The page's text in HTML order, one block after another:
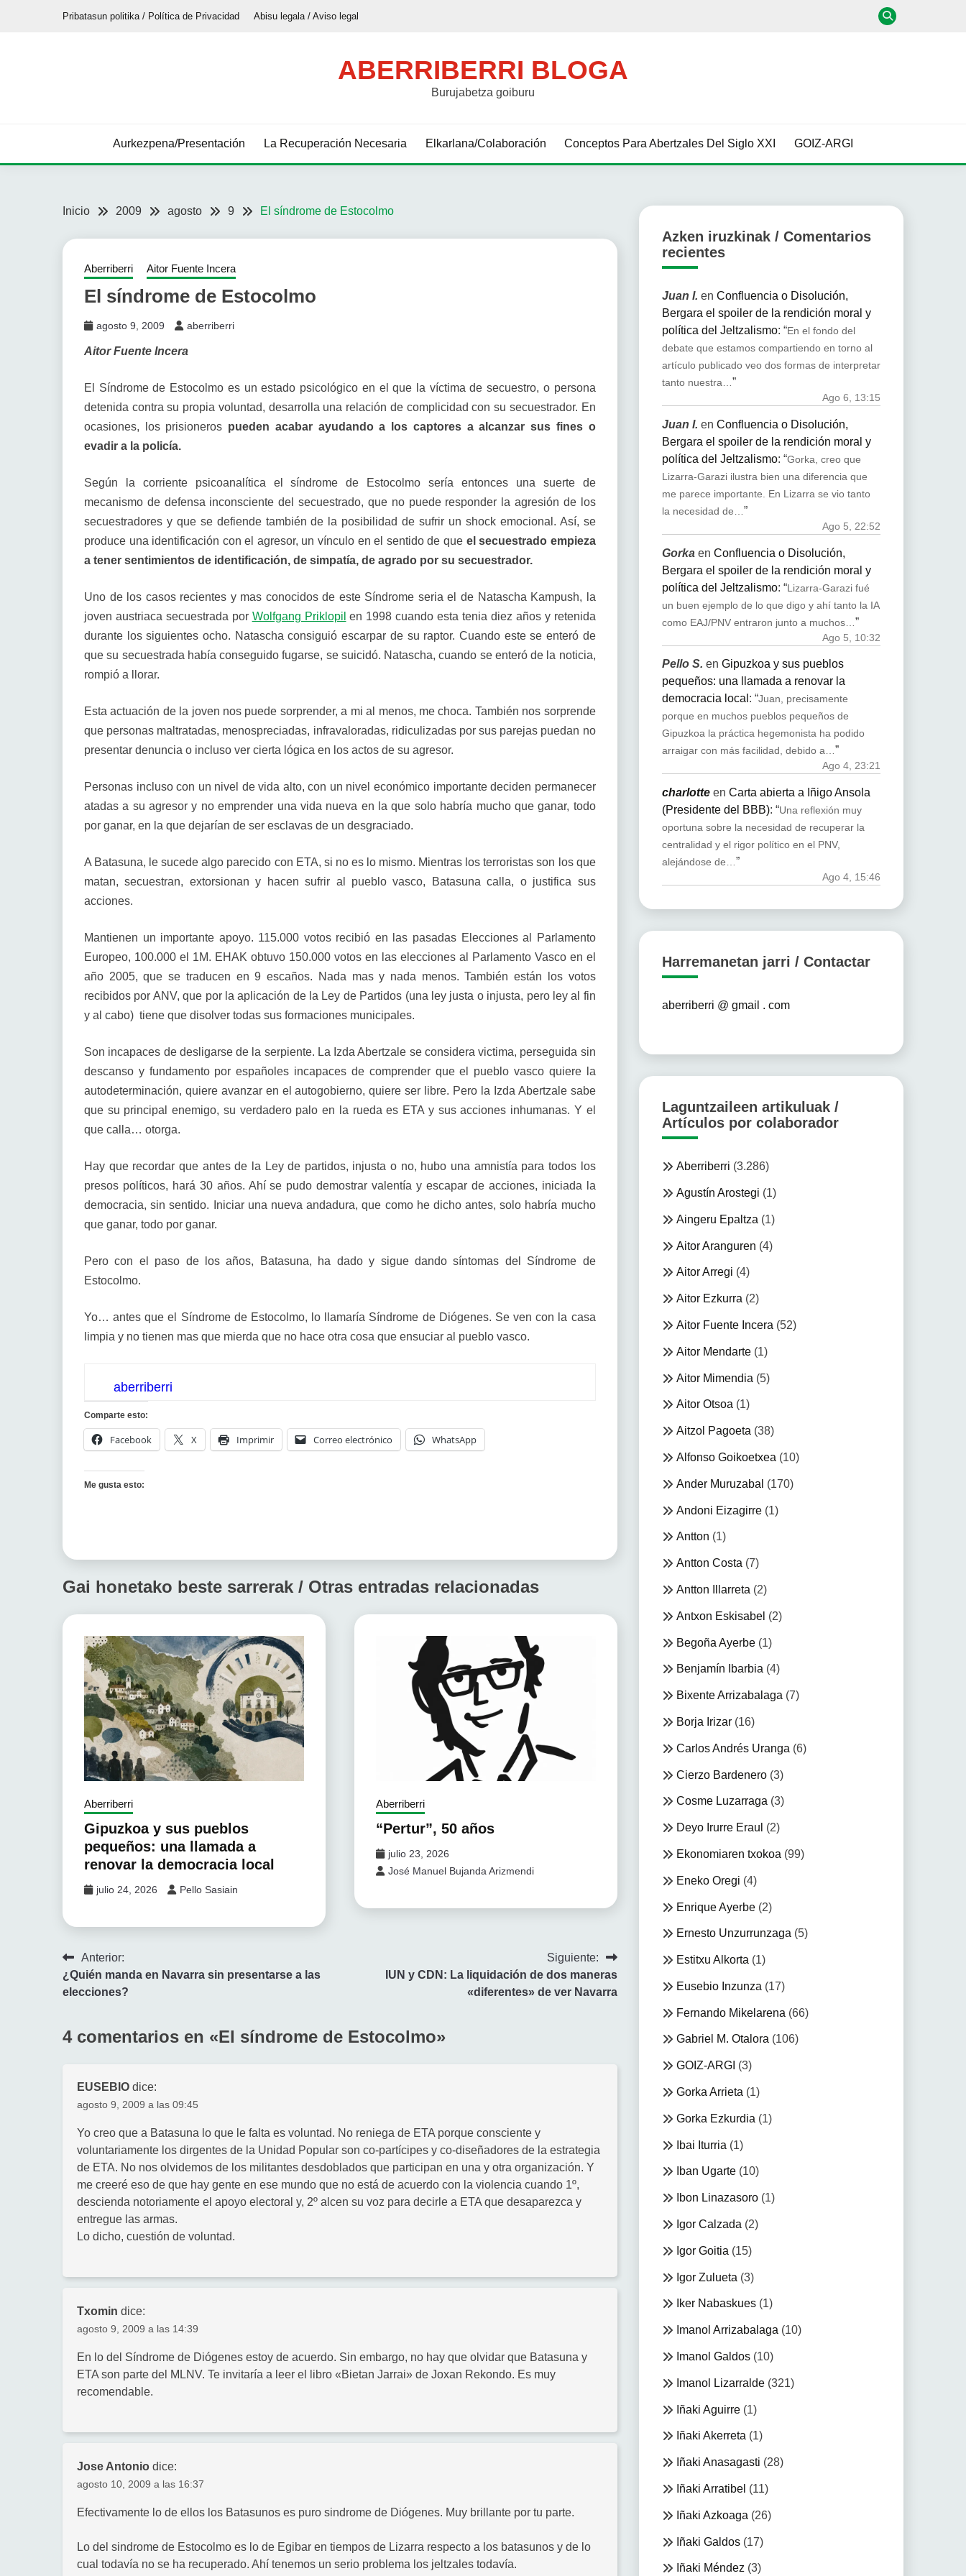
Pribatasun politika / Política de Privacidad Abisu legala / Aviso legal
ABERRIBERRI BLOGA
Burujabetza goiburu
Aurkezpena/Presentación La Recuperación Necesaria Elkarlana/Colaboración Conceptos Para Abertzales Del Siglo XXI GOIZ-ARGI
Inicio 2009 agosto 9 El síndrome de Estocolmo
Aberriberri Aitor Fuente Incera
El síndrome de Estocolmo
agosto 9, 2009 aberriberri
Aitor Fuente Incera
El Síndrome de Estocolmo es un estado psicológico en el que la víctima de secuestro, o persona
detenida contra su propia voluntad, desarrolla una relación de complicidad con su secuestrador. En
ocasiones, los prisioneros pueden acabar ayudando a los captores a alcanzar sus fines o
evadir a la policía.
Según la corriente psicoanalítica el síndrome de Estocolmo sería entonces una suerte de
mecanismo de defensa inconsciente del secuestrado, que no puede responder la agresión de los
secuestradores y que se defiende también de la posibilidad de sufrir un shock emocional. Así, se
produce una identificación con el agresor, un vínculo en el sentido de que el secuestrado empieza
a tener sentimientos de identificación, de simpatía, de agrado por su secuestrador.
Uno de los casos recientes y mas conocidos de este Síndrome seria el de Natascha Kampush, la
joven austriaca secuestrada por Wolfgang Priklopil en 1998 cuando esta tenia diez años y retenida
durante los siguientes ocho. Natascha consiguió escarpar de su raptor. Cuando este se enteró de
que su secuestrada había conseguido fugarse, se suicidó. Natascha, cuando se enteró de la noticia,
rompió a llorar.
Esta actuación de la joven nos puede sorprender, a mi al menos, me choca. También nos sorprende
que personas maltratadas, menospreciadas, infravaloradas, ridiculizadas por sus parejas puedan no
presentar denuncia o incluso ver cierta lógica en los actos de su agresor.
Personas incluso con un nivel de vida alto, con un nivel económico importante deciden permanecer
atadas a su agresor y no emprender una vida nueva en la que solo habría mucho que ganar, todo
por ganar, en la que dejarían de ser esclavas de un desgraciado.
A Batasuna, le sucede algo parecido con ETA, si no es lo mismo. Mientras los terroristas son los que
matan, secuestran, extorsionan y hacen sufrir al pueblo vasco, Batasuna calla, o justifica sus
acciones.
Mantienen un importante apoyo. 115.000 votos recibió en las pasadas Elecciones al Parlamento
Europeo, 100.000 el 1M. EHAK obtuvo 150.000 votos en las elecciones al Parlamento Vasco en el
año 2005, que se traducen en 9 escaños. Nada mas y nada menos. También están los votos
recibidos por ANV, que por la aplicación de la Ley de Partidos (una ley justa o injusta, pero ley al fin
y al cabo) tiene que disolver todas sus formaciones municipales.
Son incapaces de desligarse de la serpiente. La Izda Abertzale se considera victima, perseguida sin
descanso y fundamento por españoles incapaces de comprender que el pueblo vasco quiere la
autodeterminación, quiere avanzar en el autogobierno, quiere ser libre. Pero la Izda Abertzale sabe
que su principal enemigo, su verdadero palo en la rueda es ETA y sus acciones inhumanas. Y el
que calla… otorga.
Hay que recordar que antes de la Ley de partidos, injusta o no, hubo una amnistía para todos los
presos políticos, hará 30 años. Ahí se pudo demostrar valentía y escapar de acciones, iniciada la
democracia, sin sentido. Iniciar una nueva andadura, que como he dicho antes, solo habría mucho
que ganar, todo por ganar.
Pero con el paso de los años, Batasuna, ha dado y sigue dando síntomas del Síndrome de
Estocolmo.
Yo… antes que el Síndrome de Estocolmo, lo llamaría Síndrome de Diógenes. Se ven con la casa
limpia y no tienen mas que mierda que no hace otra cosa que ensuciar al pueblo vasco.
aberriberri
Comparte esto:
Facebook X Imprimir Correo electrónico WhatsApp
Me gusta esto:
Gai honetako beste sarrerak / Otras entradas relacionadas
Aberriberri
Gipuzkoa y sus pueblos
pequeños: una llamada a
renovar la democracia local
julio 24, 2026 Pello Sasiain
Aberriberri
“Pertur”, 50 años
julio 23, 2026
José Manuel Bujanda Arizmendi
Navegación
de
Anterior:
¿Quién manda en Navarra sin presentarse a las
elecciones?
Siguiente:
IUN y CDN: La liquidación de dos maneras
«diferentes» de ver Navarra
4 comentarios en «El síndrome de Estocolmo»
EUSEBIO dice:
agosto 9, 2009 a las 09:45
Yo creo que a Batasuna lo que le falta es voluntad. No reniega de ETA porque consciente y
voluntariamente los dirgentes de la Unidad Popular son co-partícipes y co-diseñadores de la estrategia
de ETA. No nos olvidemos de los militantes desdoblados que participan en una y otra organización. Y
me creeré eso de que hay gente en ese mundo que no está de acuerdo con la violencia cuando 1º,
descienda notoriamente el apoyo electoral y, 2º alcen su voz para decirle a ETA que desaparezca y
entregue las armas.
Lo dicho, cuestión de voluntad.
Txomin dice:
agosto 9, 2009 a las 14:39
En lo del Síndrome de Diógenes estoy de acuerdo. Sin embargo, no hay que olvidar que Batasuna y
ETA son parte del MLNV. Te invitaría a leer el libro «Bietan Jarrai» de Joxan Rekondo. Es muy
recomendable.
Jose Antonio dice:
agosto 10, 2009 a las 16:37
Efectivamente lo de ellos los Batasunos es puro sindrome de Diógenes. Muy brillante por tu parte.
Lo del sindrome de Estocolmo es lo de Egibar en tiempos de Lizarra respecto a los batasunos y de lo
cual todavía no se ha recuperado. Ahí tenemos un serio problema los jeltzales todavía.
Azken iruzkinak / Comentarios
recientes
Juan I. en Confluencia o Disolución,
Bergara el spoiler de la rendición moral y
política del Jeltzalismo: “En el fondo del
debate que estamos compartiendo en torno al
artículo publicado veo dos formas de interpretar
tanto nuestra…”
Ago 6, 13:15
Juan I. en Confluencia o Disolución,
Bergara el spoiler de la rendición moral y
política del Jeltzalismo: “Gorka, creo que
Lizarra-Garazi ilustra bien una diferencia que
me parece importante. En Lizarra se vio tanto
la necesidad de… ”
Ago 5, 22:52
Gorkaen Confluencia o Disolución,
Bergara el spoiler de la rendición moral y
política del Jeltzalismo: “Lizarra-Garazi fué
un buen ejemplo de lo que digo y ahí tanto la IA
como EAJ/PNV entraron junto a muchos… ”
Ago 5, 10:32
Pello S. en Gipuzkoa y sus pueblos
pequeños: una llamada a renovar la
democracia local : “Juan, precisamente
porque en muchos pueblos pequeños de
Gipuzkoa la práctica hegemonista ha podido
arraigar con más facilidad, debido a…”
Ago 4, 23:21
charlotteen Carta abierta a Iñigo Ansola
(Presidente del BBB): “Una reflexión muy
oportuna sobre la necesidad de recuperar la
centralidad y el rigor político en el PNV,
alejándose de…”
Ago 4, 15:46
Harremanetan jarri / Contactar
aberriberri @ gmail . com
Laguntzaileen artikuluak /
Artículos por colaborador
Aberriberri (3.286)
Agustín Arostegi (1)
Aingeru Epaltza (1)
Aitor Aranguren (4)
Aitor Arregi (4)
Aitor Ezkurra (2)
Aitor Fuente Incera (52)
Aitor Mendarte(1)
Aitor Mimendia (5)
Aitor Otsoa (1)
Aitzol Pagoeta (38)
Alfonso Goikoetxea (10)
Ander Muruzabal (170)
Andoni Eizagirre(1)
Antton (1)
Antton Costa (7)
Antton Illarreta (2)
Antxon Eskisabel (2)
Begoña Ayerbe(1)
Benjamín Ibarbia (4)
Bixente Arrizabalaga (7)
Borja Irizar(16)
Carlos Andrés Uranga (6)
Cierzo Bardenero(3)
Cosme Luzarraga (3)
Deyo Irurre Eraul (2)
Ekonomiaren txokoa (99)
Eneko Oregi (4)
Enrique Ayerbe(2)
Ernesto Unzurrunzaga (5)
Estitxu Alkorta (1)
Eusebio Inzunza (17)
Fernando Mikelarena (66)
Gabriel M. Otalora(106)
GOIZ-ARGI (3)
Gorka Arrieta (1)
Gorka Ezkurdia (1)
Ibai Iturria (1)
Iban Ugarte(10)
Ibon Linazasoro(1)
Igor Calzada (2)
Igor Goitia (15)
Igor Zulueta (3)
Iker Nabaskues(1)
Imanol Arrizabalaga (10)
Imanol Galdos(10)
Imanol Lizarralde(321)
Iñaki Aguirre(1)
Iñaki Akerreta(1)
Iñaki Anasagasti (28)
Iñaki Arratibel (11)
Iñaki Azkoaga (26)
Iñaki Galdos(17)
Iñaki Méndez(3)